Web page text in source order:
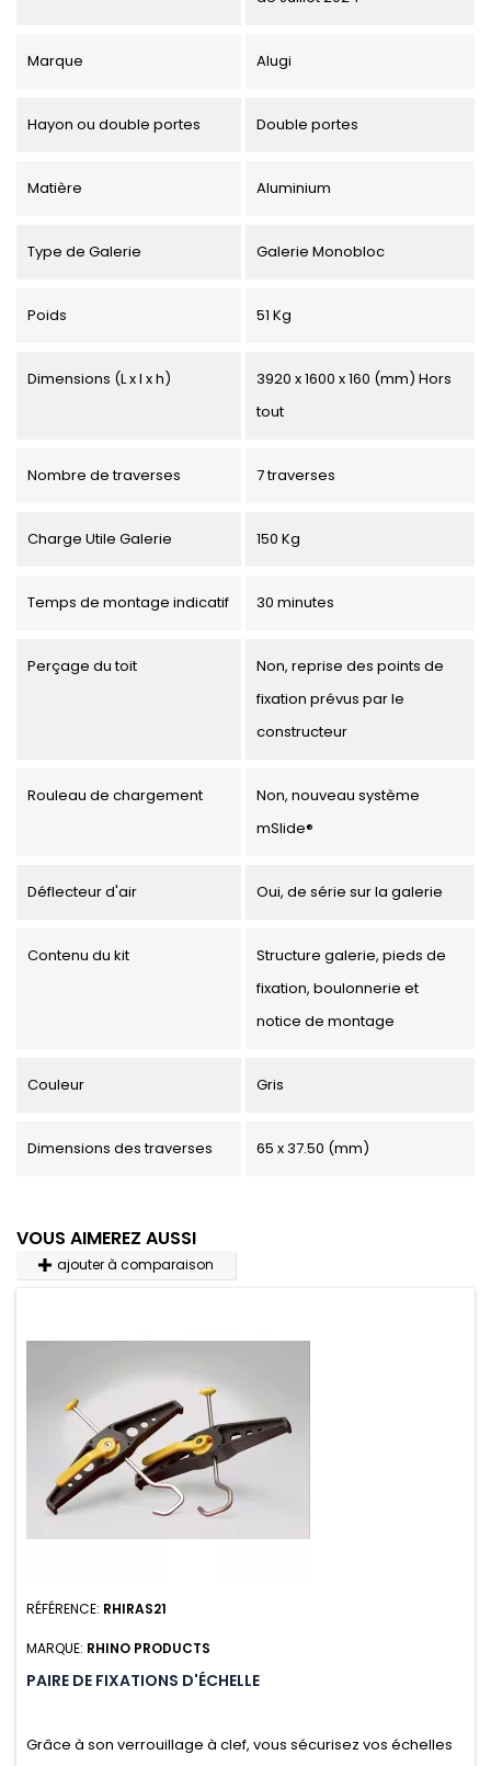
Marque Alugi
Hayon ou double portes Double portes
Matière Aluminium
Type de Galerie Galerie Monobloc
Poids 51 Kg
Dimensions (L x l x h)
3920 x 1600 x 160 (mm) Hors
tout
Nombre de traverses 7 traverses
Charge Utile Galerie 150 Kg
Temps de montage indicatif 30 minutes
Perçage du toit
Non, reprise des points de
fixation prévus par le
constructeur
Rouleau de chargement
Non, nouveau système
mSlide®
Déflecteur d'air Oui, de série sur la galerie
Contenu du kit
Structure galerie, pieds de
fixation, boulonnerie et
notice de montage
Couleur Gris
Dimensions des traverses 65 x 37.50 (mm)
VOUS AIMEREZ AUSSI
ajouter à comparaison
RÉFÉRENCE: RHIRAS21
MARQUE: RHINO PRODUCTS
PAIRE DE FIXATIONS D'ÉCHELLE
Grâce à son verrouillage à clef, vous sécurisez vos échelles